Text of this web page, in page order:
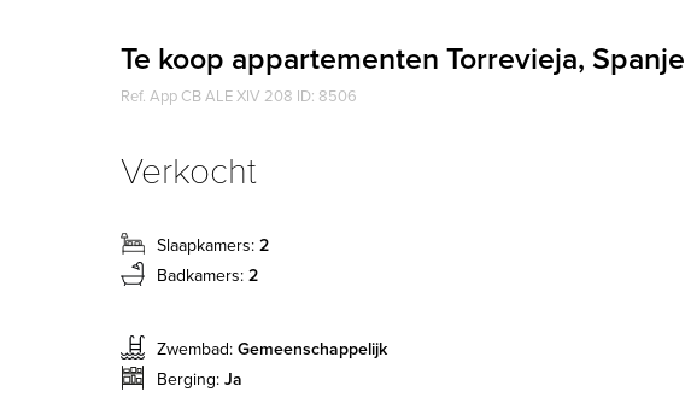
Te koop appartementen Torrevieja, Spanje
Ref. App CB ALE XIV 208 ID: 8506
Verkocht
Slaapkamers: 2
Badkamers: 2
Zwembad: Gemeenschappelijk
Berging: Ja